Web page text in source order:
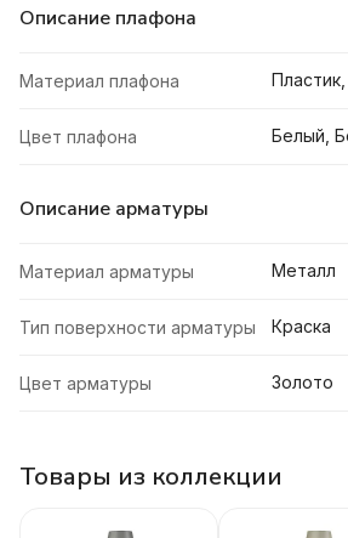
Описание плафона
Материал плафона
Цвет плафона Белый,
Описание арматуры
Материал арматуры Металл
Тип поверхности арматуры Краска
Цвет арматуры Золото
Товары из коллекции